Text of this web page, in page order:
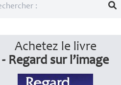
Achetez le livre
- Regard sur l’image